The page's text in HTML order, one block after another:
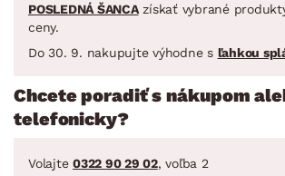
POSLEDNÁ ŠANCAzískať vybrané
ceny.
Do 30. 9. nakupujte výhodne s ľahkou
Chcete poradiť s nákupom
telefonicky?
Volajte 0322 90 29 02, voľba 2